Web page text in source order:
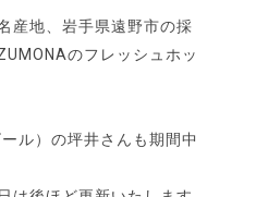
産地、岩手県遠野市の採
のフレッシュホッ
ル）の坪井さんも期間中